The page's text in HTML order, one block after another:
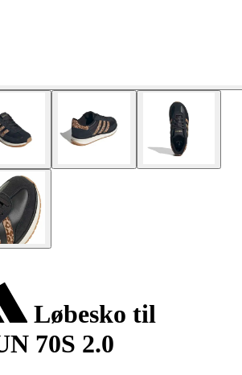
Løbesko til
70S 2.0